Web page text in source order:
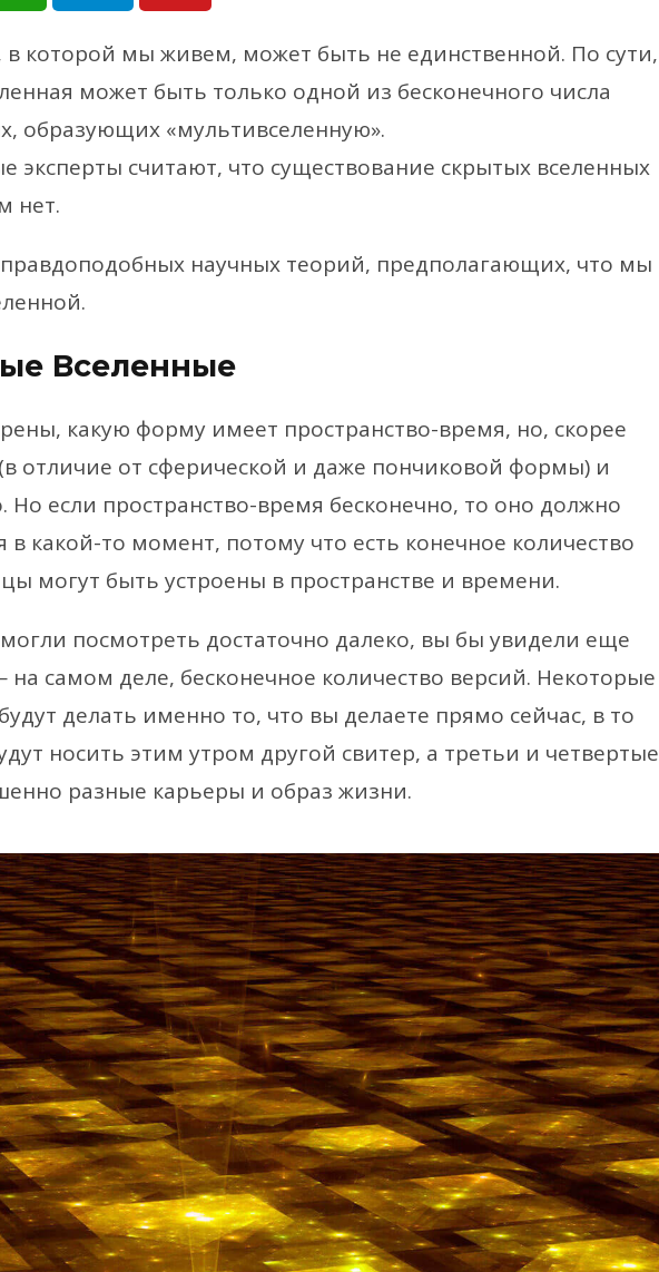
в которой мы живем, может быть не единственной. По сути,
может быть только одной из бесконечного числа
образующих «мультивселенную».
эксперты считают, что существование скрытых вселенных
нет.
научных теорий, предполагающих, что мы
Вселенные
какую форму имеет пространство-время, но, скорее
отличие от сферической и даже пончиковой формы) и
Но если пространство-время бесконечно, то оно должно
в какой-то момент, потому что есть конечное количество
могут быть устроены в пространстве и времени.
посмотреть достаточно далеко, вы бы увидели еще
самом деле, бесконечное количество версий. Некоторые
делать именно то, что вы делаете прямо сейчас, в то
носить этим утром другой свитер, а третьи и четвертые
разные карьеры и образ жизни.